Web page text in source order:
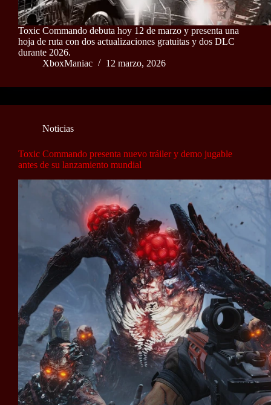
Toxic Commando debuta hoy 12 de marzo y presenta una
hoja de ruta con dos actualizaciones gratuitas y dos DLC
durante 2026.
XboxManiac
12 marzo, 2026
Noticias
Toxic Commando presenta nuevo tráiler y demo jugable
antes de su lanzamiento mundial